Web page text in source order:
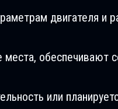
двигателя и
обеспечивают
или